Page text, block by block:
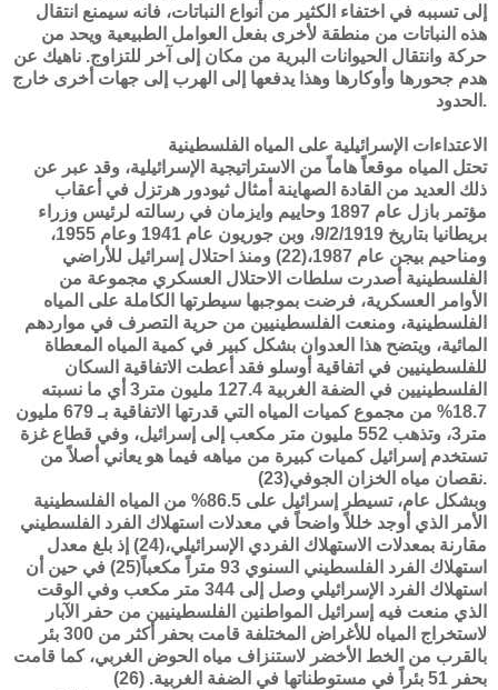
إلى تسببه في اختفاء الكثير من أنواع النباتات، فانه سيمنع انتقال
هذه النباتات من منطقة لأخرى بفعل العوامل الطبيعية ويحد من
حركة وانتقال الحيوانات البرية من مكان إلى آخر للتزاوج. ناهيك عن
هدم جحورها وأوكارها وهذا يدفعها إلى الهرب إلى جهات أخرى خارج
الحدود.
الاعتداءات الإسرائيلية على المياه الفلسطينية
تحتل المياه موقعاً هاماً من الاستراتيجية الإسرائيلية، وقد عبر عن
ذلك العديد من القادة الصهاينة أمثال ثيودور هرتزل في أعقاب
مؤتمر بازل عام 1897 وحاييم وايزمان في رسالته لرئيس وزراء
بريطانيا بتاريخ 9/2/1919، وبن جوريون عام 1941 وعام 1955،
ومناحيم بيجن عام 1987،(22) ومنذ احتلال إسرائيل للأراضي
الفلسطينية أصدرت سلطات الاحتلال العسكري مجموعة من
الأوامر العسكرية، فرضت بموجبها سيطرتها الكاملة على المياه
الفلسطينية، ومنعت الفلسطينيين من حرية التصرف في مواردهم
المائية، ويتضح هذا العدوان بشكل كبير في كمية المياه المعطاة
للفلسطينيين في اتفاقية أوسلو فقد أعطت الاتفاقية السكان
الفلسطينيين في الضفة الغربية 127.4 مليون متر3 أي ما نسبته
18.7% من مجموع كميات المياه التي قدرتها الاتفاقية بـ 679 مليون
متر3، وتذهب 552 مليون متر مكعب إلى إسرائيل، وفي قطاع غزة
تستخدم إسرائيل كميات كبيرة من مياهه فيما هو يعاني أصلاً من
نقصان مياه الخزان الجوفي(23).
الأمر الذي أوجد خللاً واضحاً في معدلات استهلاك الفرد الفلسطيني
مقارنة بمعدلات الاستهلاك الفردي الإسرائيلي،(24) إذ بلغ معدل
استهلاك الفرد الفلسطيني السنوي 93 متراً مكعباً(25) في حين أن
استهلاك الفرد الإسرائيلي وصل إلى 344 متر مكعب وفي الوقت
الذي منعت فيه إسرائيل المواطنين الفلسطينيين من حفر الآبار
لاستخراج المياه للأغراض المختلفة قامت بحفر أكثر من 300 بئر
بالقرب من الخط الأخضر لاستنزاف مياه الحوض الغربي، كما قامت
بحفر 51 بئراً في مستوطناتها في الضفة الغربية. (26)